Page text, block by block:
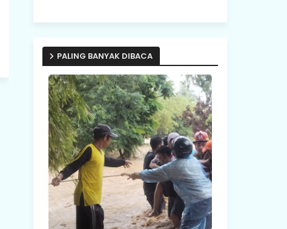
PALING BANYAK DIBACA